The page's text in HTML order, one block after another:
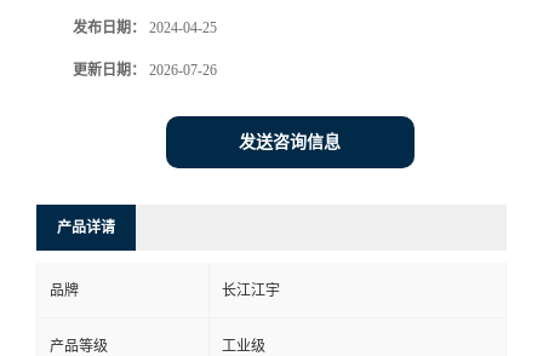
发布日期： 2024-04-25
更新日期： 2026-07-26
发送咨询信息
产品详请
品牌 长江江宇
产品等级 工业级